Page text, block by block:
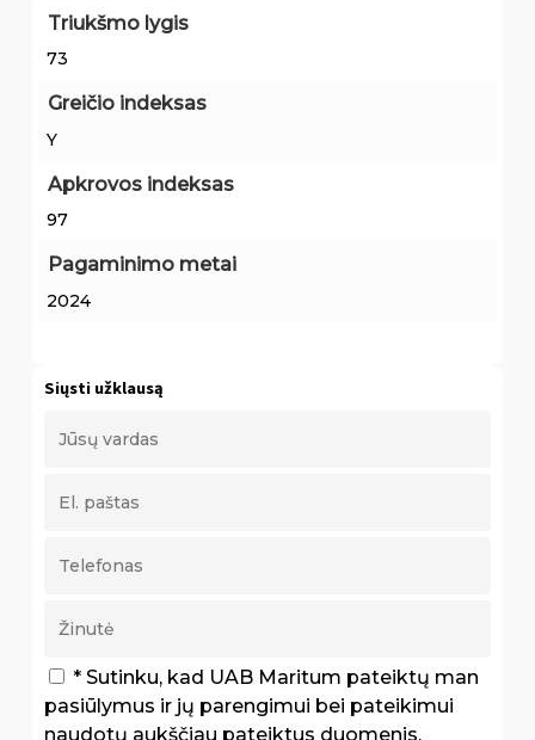
Triukšmo lygis
73
Greičio indeksas
Y
Apkrovos indeksas
97
Pagaminimo metai
2024
Siųsti užklausą
* Sutinku, kad UAB Maritum pateiktų man
pasiūlymus ir jų parengimui bei pateikimui
naudotų aukščiau pateiktus duomenis.